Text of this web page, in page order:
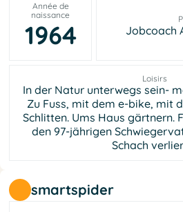
Année de
naissance
1964 Jobcoach
Loisirs
In der Natur unterwegs sein-
Zu Fuss, mit dem e-bike, mit
Schlitten. Ums Haus gärtnern.
den 97-jährigen
Schach
smartspider